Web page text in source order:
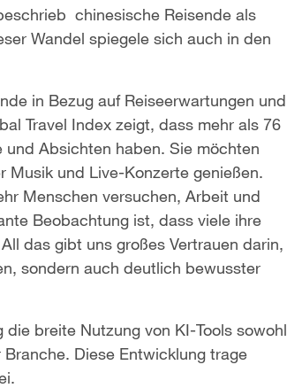
chinesische Reisende als
Wandel spiegele sich auch in den
in Bezug auf Reiseerwartungen und
Travel Index zeigt, dass mehr als 76
Absichten haben. Sie möchten
Musik und Live-Konzerte genießen.
Menschen versuchen, Arbeit und
Beobachtung ist, dass viele ihre
das gibt uns großes Vertrauen darin,
sondern auch deutlich bewusster
breite Nutzung von KI-Tools sowohl
Diese Entwicklung trage